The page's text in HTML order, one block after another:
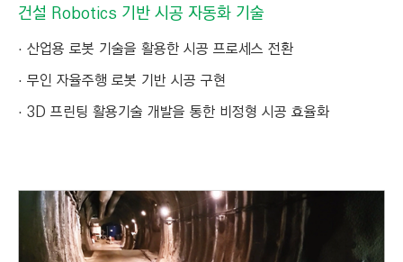
건설 Robotics 기반 시공 자동화 기술
산업용 로봇 기술을 활용한 시공 프로세스 전환
무인 자율주행 로봇 기반 시공 구현
3D 프린팅 활용기술 개발을 통한 비정형 시공 효율화